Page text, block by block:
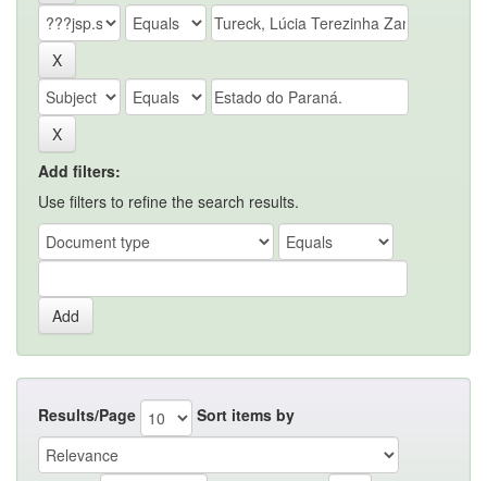
Add filters:
Use filters to refine the search results.
Results/Page Sort items by